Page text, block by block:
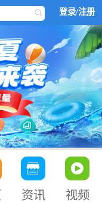
登录/注册
资讯 视频